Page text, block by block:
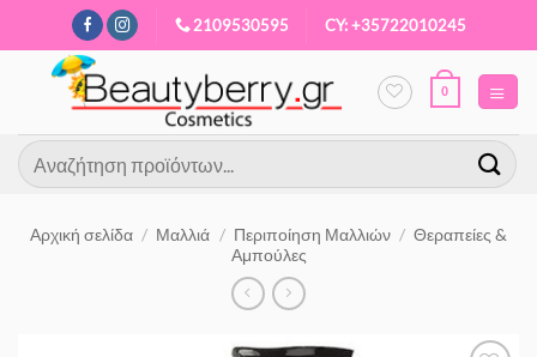
Μετάβαση
περιεχόμενο
2109530595 CY: +35722010245
0
Αναζήτηση
για:
Αρχική σελίδα / Μαλλιά / Περιποίηση Μαλλιών / Θεραπείες &
Αμπούλες